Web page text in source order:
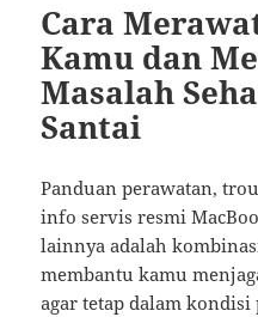
Cara
Kamu dan
Masalah
Santai
Panduan perawatan,
info servis resmi
lainnya adalah
membantu kamu
agar tetap dalam